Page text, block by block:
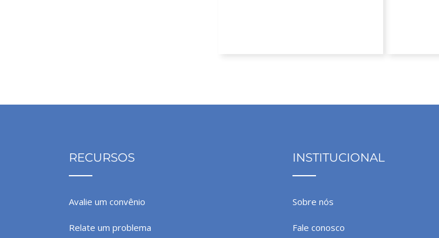
RECURSOS
Avalie um convênio
Relate um problema
INSTITUCIONAL
Sobre nós
Fale conosco